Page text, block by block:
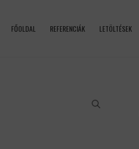
FŐOLDAL REFERENCIÁK LETÖLTÉSEK